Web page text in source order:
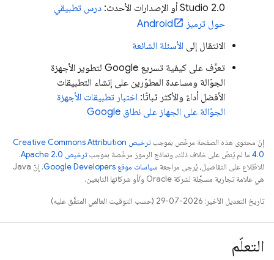
Studio 2.0 أو الإصدارات الأحدث:
درس تطبيقي
حول ترميز Android
الانتقال إلى الأسئلة الشائعة
تعرَّف على كيفية تسريع Google لتطوير الأجهزة
الجوّالة ومساعدة المطوّرين على إنشاء التطبيقات
الأفضل أداءً والأكثر ثباتًا: اختبار تطبيقات الأجهزة
الجوّالة على الجهاز على نطاق Google
إنّ محتوى هذه الصفحة مرخّص بموجب
ترخيص Creative Commons Attribution
4.0‏ ما لم يُنصّ على خلاف ذلك، ونماذج الرموز مرخّصة بموجبترخيص Apache 2.0‏
.
للاطّلاع على التفاصيل، يُرجى مراجعة سياسات موقع Google Developers‏
. إنّ Java
هي علامة تجارية مسجَّلة لشركة Oracle و/أو شركائها التابعين.
تاريخ التعديل الأخير: 2026-07-29 (حسب التوقيت العالمي المتفَّق عليه)
التعلّم